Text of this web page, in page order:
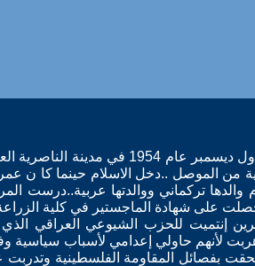
..ولدت يوم الرابع من كانون الاول
تركماني ووالدتها عربية..درست
على شهادة الماجستير في كلية
إنتميت للحزب الشيوعي العراقي
بفصائل المقاومة الفلسطينية